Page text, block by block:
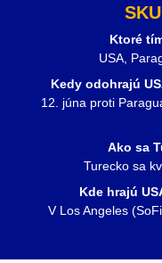
Ktoré
USA,
Kedy odohrajú
12. júna proti
Ako sa
Turecko sa
Kde hrajú
V Los Angeles